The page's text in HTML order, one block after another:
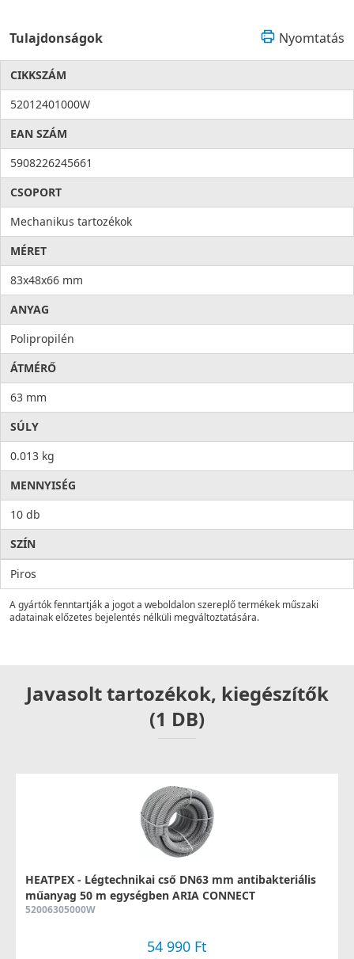
Tulajdonságok Nyomtatás
CIKKSZÁM
52012401000W
EAN SZÁM
5908226245661
CSOPORT
Mechanikus tartozékok
MÉRET
83x48x66 mm
ANYAG
Polipropilén
ÁTMÉRŐ
63 mm
SÚLY
0.013 kg
MENNYISÉG
10 db
SZÍN
Piros
A gyártók fenntartják a jogot a weboldalon szereplő termékek műszaki
adatainak előzetes bejelentés nélküli megváltoztatására.
Javasolt tartozékok, kiegészítők
(1 DB)
HEATPEX - Légtechnikai cső DN63 mm antibakteriális
műanyag 50 m egységben ARIA CONNECT
52006305000W
54 990 Ft